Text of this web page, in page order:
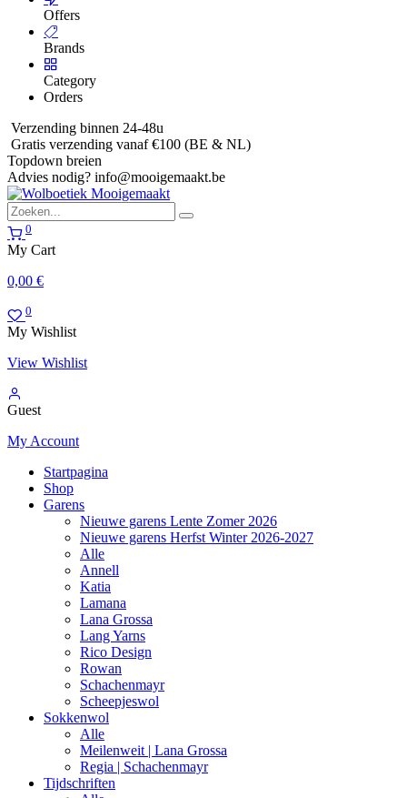
Offers
Brands
Category
Orders
Verzending binnen 24-48u
Gratis verzending vanaf €100 (BE & NL)
Topdown breien
Advies nodig? info@mooigemaakt.be
0
My Cart
0,00 €
0
My Wishlist
View Wishlist
Guest
My Account
Startpagina
Shop
Garens
Nieuwe garens Lente Zomer 2026
Nieuwe garens Herfst Winter 2026-2027
Alle
Annell
Katia
Lamana
Lana Grossa
Lang Yarns
Rico Design
Rowan
Schachenmayr
Scheepjeswol
Sokkenwol
Alle
Meilenweit | Lana Grossa
Regia | Schachenmayr
Tijdschriften